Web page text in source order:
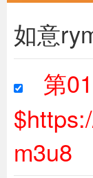
如意
第
m3u8